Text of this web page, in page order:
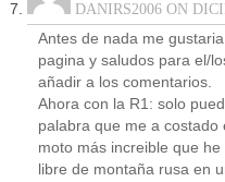
DANIRS2006 ON
Antes de nada me
pagina y saludos para el/
añadir a los comentarios.
Ahora con la R1: solo
palabra que me a costado
moto más increible que
libre de montaña rusa en